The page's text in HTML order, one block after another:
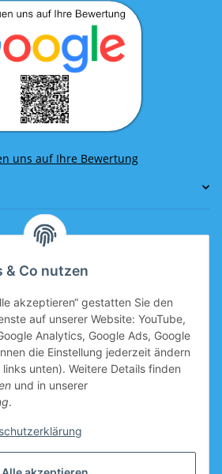
& Co nutzen
akzeptieren“ gestatten Sie den
auf unserer Website: YouTube,
Analytics, Google Ads, Google
die Einstellung jederzeit ändern
unten). Weitere Details finden
und in unserer
.
uns auf Ihre Bewertung
uns an!